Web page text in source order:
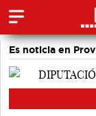
Es noticia en
accidentes